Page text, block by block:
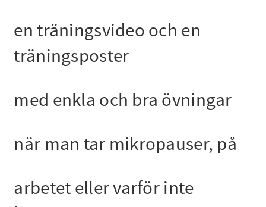
en träningsvideo och en
träningsposter
med enkla och bra övningar
när man tar mikropauser, på
arbetet eller varför inte